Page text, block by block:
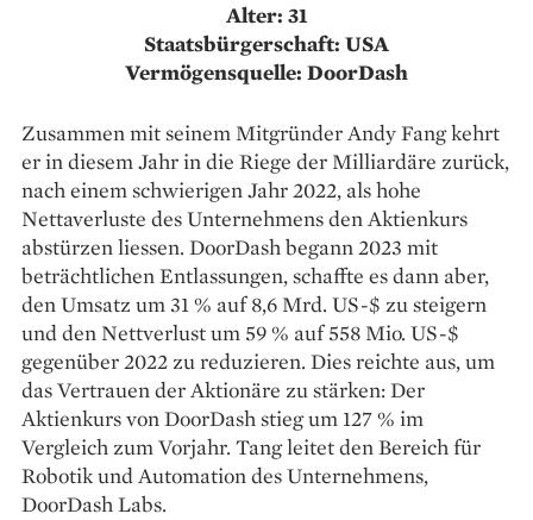
Alter: 31
Staatsbürgerschaft: USA
Vermögensquelle: DoorDash
Zusammen mit seinem Mitgründer Andy Fang kehrt
er in diesem Jahr in die Riege der Milliardäre zurück,
nach einem schwierigen Jahr 2022, als hohe
Nettaverluste des Unternehmens den Aktienkurs
abstürzen liessen. DoorDash begann 2023 mit
beträchtlichen Entlassungen, schaffte es dann aber,
den Umsatz um 31 % auf 8,6 Mrd. US-$ zu steigern
und den Nettverlust um 59 % auf 558 Mio. US-$
gegenüber 2022 zu reduzieren. Dies reichte aus, um
das Vertrauen der Aktionäre zu stärken: Der
Aktienkurs von DoorDash stieg um 127 % im
Vergleich zum Vorjahr. Tang leitet den Bereich für
Robotik und Automation des Unternehmens,
DoorDash Labs.